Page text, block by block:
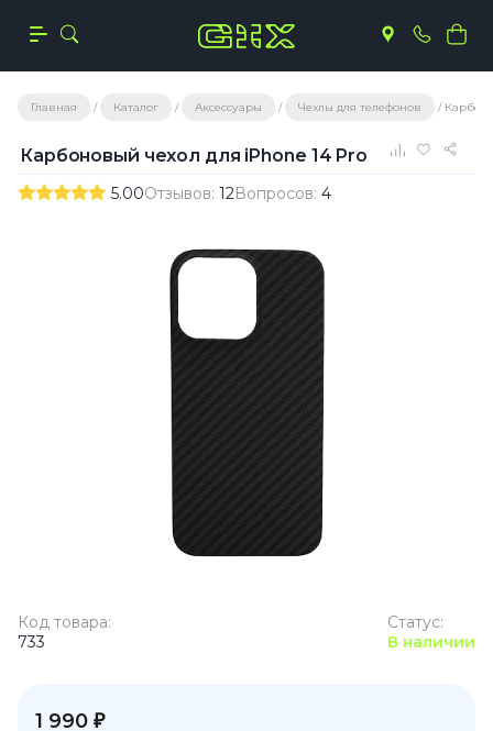
Главная Каталог Аксессуары Чехлы для телефонов
Карбоновый чехол для iPhone 14 Pro
5.00Отзывов: 12Вопросов: 4
Статус:
В наличии
Код товара:
733
1 990 ₽